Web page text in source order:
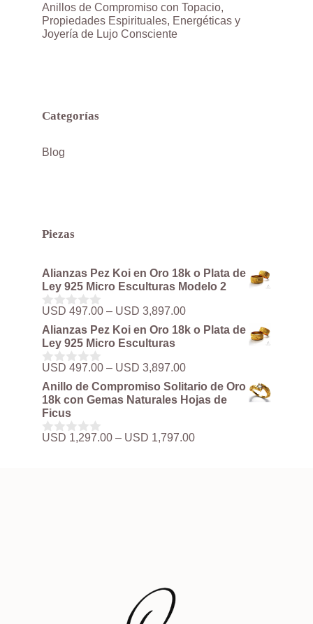
Anillos de Compromiso con Topacio,
Propiedades Espirituales, Energéticas y
Joyería de Lujo Consciente
Categorías
Blog
Piezas
Alianzas Pez Koi en Oro 18k o Plata de
Ley 925 Micro Esculturas Modelo 2
0
d
e
5
USD 497.00 – USD 3,897.00Rango
de
precios:
USD 497.00
USD 3,897.00
Alianzas Pez Koi en Oro 18k o Plata de
Ley 925 Micro Esculturas
0
d
e
5
USD 497.00 – USD 3,897.00Rango
de
precios:
desde
hasta
Anillo de Compromiso Solitario de Oro
18k con Gemas Naturales Hojas de
Ficus
0
USD 1,297.00 – USD 1,797.00Rango